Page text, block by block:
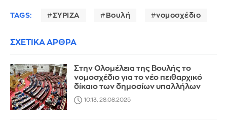
TAGS: ΣΥΡΙΖΑ Βουλή νομοσχέδιο
ΣΧΕΤΙΚΑ ΑΡΘΡΑ
Στην Ολομέλεια της Βουλής το
νομοσχέδιο για το νέο πειθαρχικό
δίκαιο των δημοσίων υπαλλήλων
10:13, 28.08.2025